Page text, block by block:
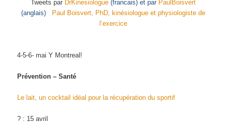
Tweets par DrKinesiologue (francais) et par PaulBoisvert
(anglais)
Paul Boisvert, PhD, kinésiologue et physiologiste de
l’exercice
4-5-6- mai Y Montreal!
Prévention – Santé
Le lait, un cocktail idéal pour la récupération du sportif
? : 15 avril